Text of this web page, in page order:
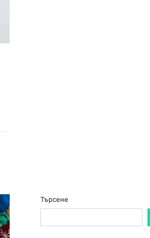
Търсене